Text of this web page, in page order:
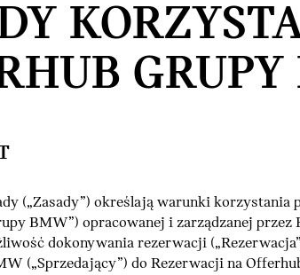
(„Zasady”) określają warunki
BMW”) opracowanej i zarządzanej
dokonywania rezerwacji
(„Sprzedający”) do Rezerwacji na